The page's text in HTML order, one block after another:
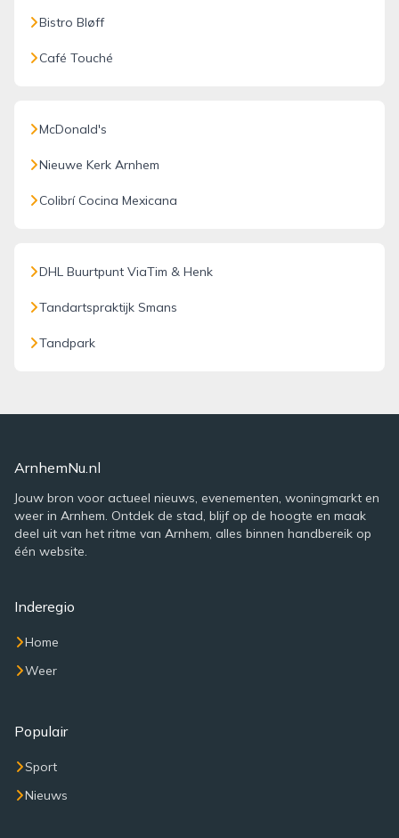
Bistro Bløff
Café Touché
McDonald's
Nieuwe Kerk Arnhem
Colibrí Cocina Mexicana
DHL Buurtpunt ViaTim & Henk
Tandartspraktijk Smans
Tandpark
ArnhemNu.nl
Jouw bron voor actueel nieuws, evenementen, woningmarkt en
weer in Arnhem. Ontdek de stad, blijf op de hoogte en maak
deel uit van het ritme van Arnhem, alles binnen handbereik op
één website.
Inderegio
Home
Weer
Populair
Sport
Nieuws